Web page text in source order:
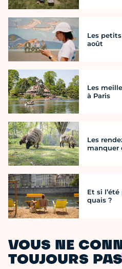
Les
août
Les
à Paris
Les
manquer
Et si
quais ?
VOUS NE
TOUJOURS